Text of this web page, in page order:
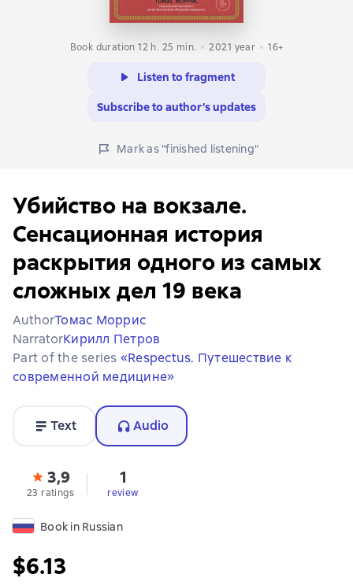
Book duration 12 h. 25 min. 2021 year 16+
Listen to fragment
Subscribe to author’s updates
Mark as "finished listening"
Убийство на вокзале.
Сенсационная история
раскрытия одного из самых
сложных дел 19 века
AuthorТомас Моррис
NarratorКирилл Петров
Part of the series «Respectus. Путешествие к
современной медицине»
Text Audio
3,9
23 ratings
1
review
Book in Russian
$6.13